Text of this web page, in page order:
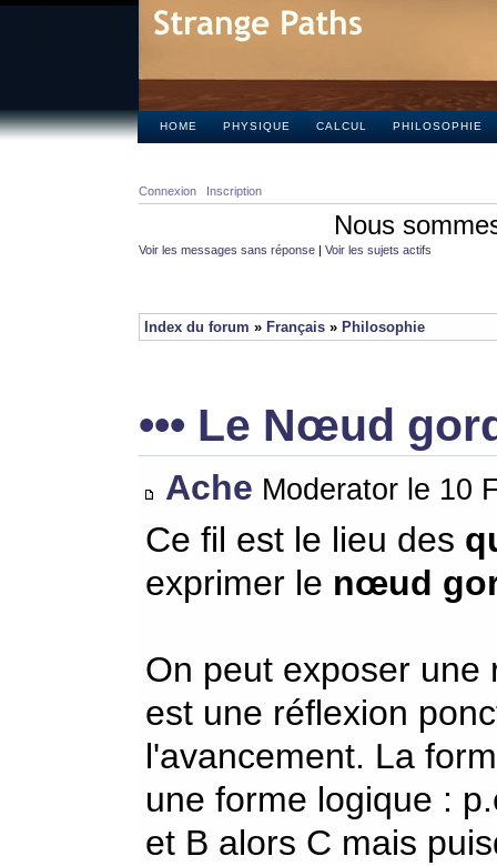
HOME PHYSIQUE CALCUL PHILOSOPHIE
Connexion Inscription
Nous
Voir les messages sans réponse | Voir les sujets actifs
Index du forum » Français » Philosophie
••• Le Nœud
Ache Moderator le 10
Ce fil est le lieu des
exprimer le nœud
On peut exposer une
est une réflexion
l'avancement. La
une forme logique :
et B alors C mais